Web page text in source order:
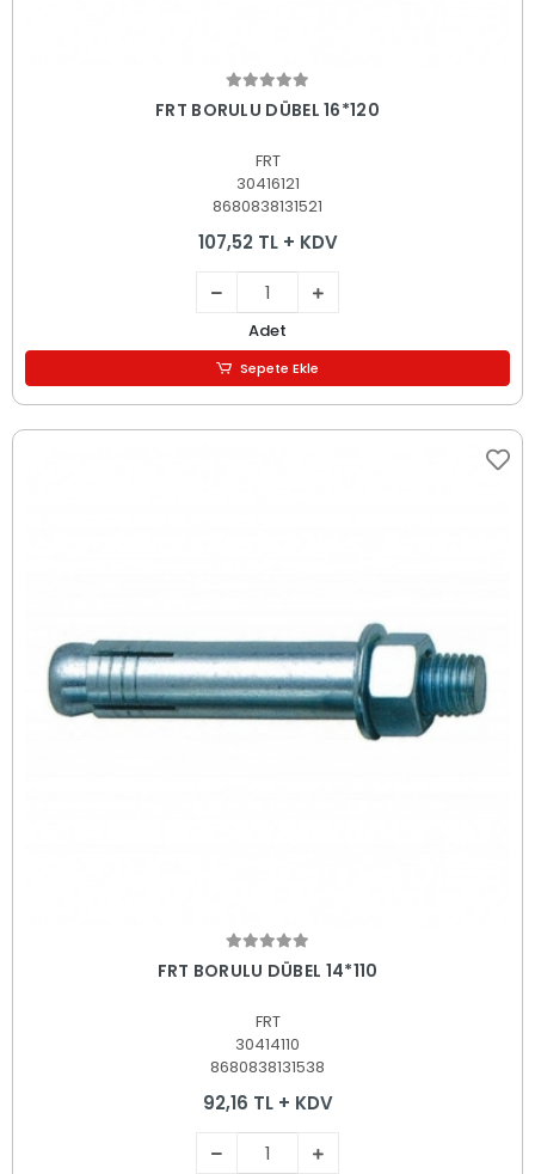
Sepete Ekle
FRT BORULU DÜBEL 16*120
FRT
30416121
8680838131521
107,52 TL + KDV
Adet
Sepete Ekle
Sepete Ekle
FRT BORULU DÜBEL 14*110
FRT
30414110
8680838131538
92,16 TL + KDV